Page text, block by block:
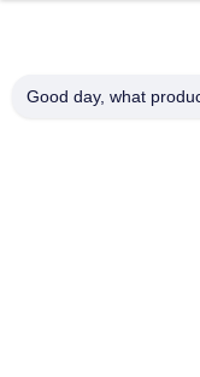
Xingye
Good day, what